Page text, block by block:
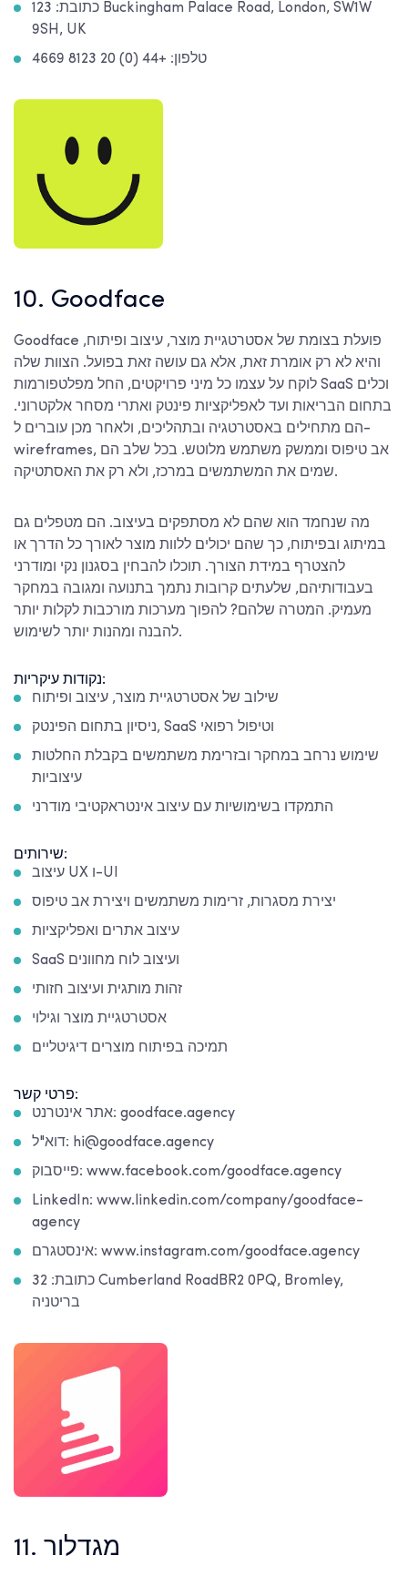
כתובת: 123 Buckingham Palace Road, London, SW1W
9SH, UK
טלפון: +44 (0) 20 8123 4669
10. Goodface
Goodface פועלת בצומת של אסטרטגיית מוצר, עיצוב ופיתוח,
והיא לא רק אומרת זאת, אלא גם עושה זאת בפועל. הצוות שלה
לוקח על עצמו כל מיני פרויקטים, החל מפלטפורמות SaaS וכלים
בתחום הבריאות ועד לאפליקציות פינטק ואתרי מסחר אלקטרוני.
הם מתחילים באסטרטגיה ובתהליכים, ולאחר מכן עוברים ל-
wireframes, אב טיפוס וממשק משתמש מלוטש. בכל שלב הם
שמים את המשתמשים במרכז, ולא רק את האסתטיקה.
מה שנחמד הוא שהם לא מסתפקים בעיצוב. הם מטפלים גם
במיתוג ובפיתוח, כך שהם יכולים ללוות מוצר לאורך כל הדרך או
להצטרף במידת הצורך. תוכלו להבחין בסגנון נקי ומודרני
בעבודותיהם, שלעתים קרובות נתמך בתנועה ומגובה במחקר
מעמיק. המטרה שלהם? להפוך מערכות מורכבות לקלות יותר
להבנה ומהנות יותר לשימוש.
נקודות עיקריות:
שילוב של אסטרטגיית מוצר, עיצוב ופיתוח
ניסיון בתחום הפינטק, SaaS וטיפול רפואי
שימוש נרחב במחקר ובזרימת משתמשים בקבלת החלטות
עיצוביות
התמקדו בשימושיות עם עיצוב אינטראקטיבי מודרני
שירותים:
עיצוב UX ו-UI
יצירת מסגרות, זרימות משתמשים ויצירת אב טיפוס
עיצוב אתרים ואפליקציות
SaaS ועיצוב לוח מחוונים
זהות מותגית ועיצוב חזותי
אסטרטגיית מוצר וגילוי
תמיכה בפיתוח מוצרים דיגיטליים
פרטי קשר:
אתר אינטרנט: goodface.agency
דוא"ל: hi@goodface.agency
פייסבוק: www.facebook.com/goodface.agency
LinkedIn: www.linkedin.com/company/goodface-
agency
אינסטגרם: www.instagram.com/goodface.agency
כתובת: 32 Cumberland RoadBR2 0PQ, Bromley,
בריטניה
11. מגדלור